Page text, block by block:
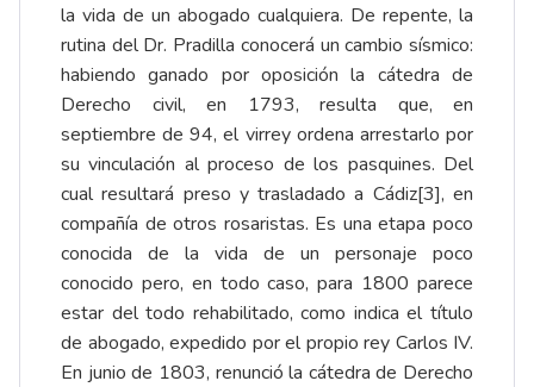
la vida de un abogado cualquiera. De repente, la
rutina del Dr. Pradilla conocerá un cambio sísmico:
habiendo ganado por oposición la cátedra de
Derecho civil, en 1793, resulta que, en
septiembre de 94, el virrey ordena arrestarlo por
su vinculación alproceso de los pasquines. Del
cual resultará preso y trasladado a Cádiz[3], en
compañía de otros rosaristas. Es una etapa poco
conocida de la vida de un personaje poco
conocido pero, en todo caso, para 1800 parece
estar del todo rehabilitado, como indica el título
de abogado, expedido por el propio rey Carlos IV.
En junio de 1803, renunció la cátedra de Derecho